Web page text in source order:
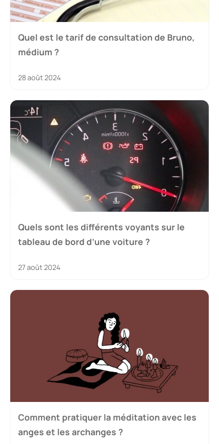
Quel est le tarif de consultation de Bruno,
médium ?
28 août 2024
Quels sont les différents voyants sur le
tableau de bord d’une voiture ?
27 août 2024
Comment pratiquer la méditation avec les
anges et les archanges ?